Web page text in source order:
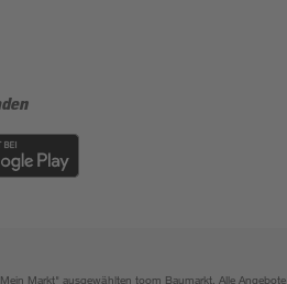
Markt" ausgewählten toom Baumarkt. Alle Angebote